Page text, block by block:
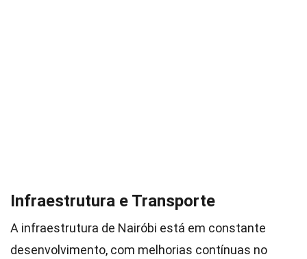
Infraestrutura e Transporte
A infraestrutura de Nairóbi está em constante
desenvolvimento, com melhorias contínuas no